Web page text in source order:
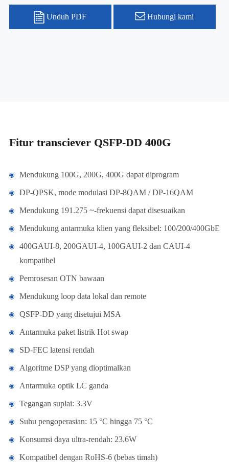
Unduh PDF Hubungi kami
Fitur transciever QSFP-DD 400G
Mendukung 100G, 200G, 400G dapat diprogram
DP-QPSK, mode modulasi DP-8QAM / DP-16QAM
Mendukung 191.275 ~-frekuensi dapat disesuaikan
Mendukung antarmuka klien yang fleksibel: 100/200/400GbE
400GAUI-8, 200GAUI-4, 100GAUI-2 dan CAUI-4
kompatibel
Pemrosesan OTN bawaan
Mendukung loop data lokal dan remote
QSFP-DD yang disetujui MSA
Antarmuka paket listrik Hot swap
SD-FEC latensi rendah
Algoritme DSP yang dioptimalkan
Antarmuka optik LC ganda
Tegangan suplai: 3.3V
Suhu pengoperasian: 15 °C hingga 75 °C
Konsumsi daya ultra-rendah: 23.6W
Kompatibel dengan RoHS-6 (bebas timah)